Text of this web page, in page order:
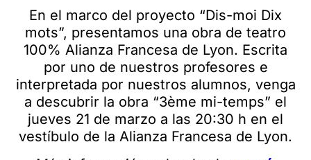
En el marco del proyecto “Dis-moi Dix
mots”, presentamos una obra de teatro
100% Alianza Francesa de Lyon. Escrita
por uno de nuestros profesores e
interpretada por nuestros alumnos, venga
a descubrir la obra “3ème mi-temps” el
jueves 21 de marzo a las 20:30 h en el
vestíbulo de la Alianza Francesa de Lyon.